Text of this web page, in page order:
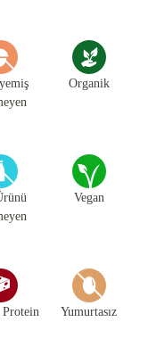
Organik
Vegan
Yumurtasız